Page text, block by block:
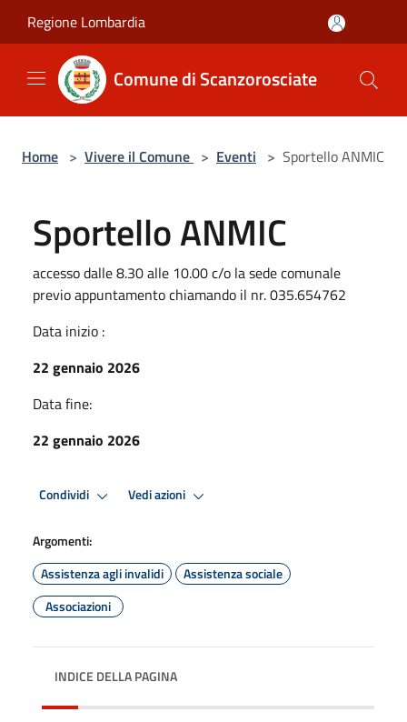
Regione Lombardia
Comune di Scanzorosciate
Home > Vivere il Comune > Eventi > Sportello ANMIC
Sportello ANMIC
accesso dalle 8.30 alle 10.00 c/o la sede comunale
previo appuntamento chiamando il nr. 035.654762
Data inizio :
22 gennaio 2026
Data fine:
22 gennaio 2026
Condividi Vedi azioni
Argomenti:
Assistenza agli invalidi
Assistenza sociale
Associazioni
INDICE DELLA PAGINA